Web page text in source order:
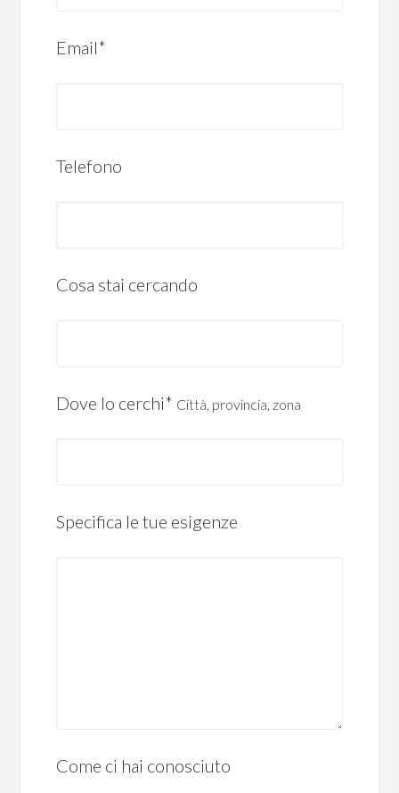
Email*
Telefono
Cosa stai cercando
Dove lo cerchi* Città, provincia, zona
Specifica le tue esigenze
Come ci hai conosciuto